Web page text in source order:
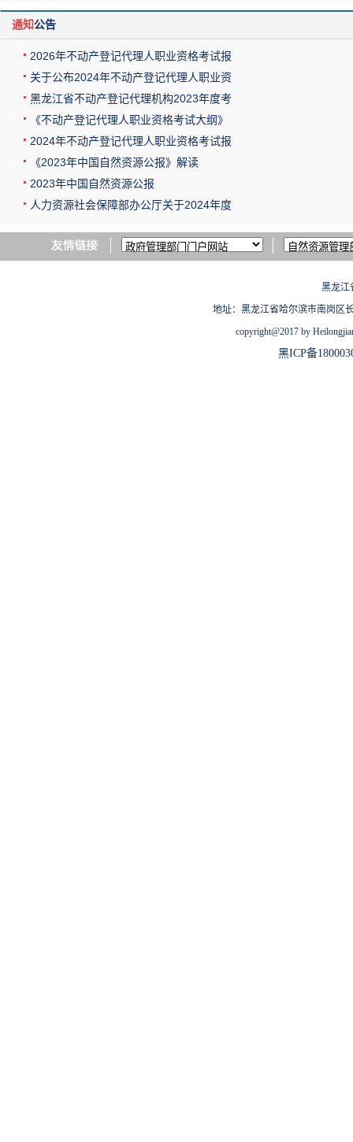
通知公告
2026年不动产登记代理人职业资格考试报
关于公布2024年不动产登记代理人职业资
黑龙江省不动产登记代理机构2023年度考
《不动产登记代理人职业资格考试大纲》
2024年不动产登记代理人职业资格考试报
《2023年中国自然资源公报》解读
2023年中国自然资源公报
人力资源社会保障部办公厅关于2024年度
黑龙江
地址：黑龙江省哈尔滨市南岗区
copyright@2017 by
黑ICP备